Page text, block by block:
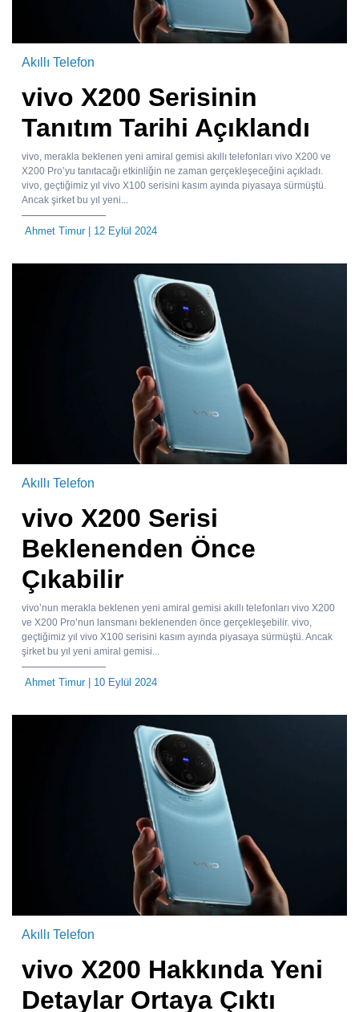
Akıllı Telefon
vivo X200 Serisinin
Tanıtım Tarihi Açıklandı
vivo, merakla beklenen yeni amiral gemisi akıllı telefonları vivo X200 ve
X200 Pro’yu tanıtacağı etkinliğin ne zaman gerçekleşeceğini açıkladı.
vivo, geçtiğimiz yıl vivo X100 serisini kasım ayında piyasaya sürmüştü.
Ancak şirket bu yıl yeni...
Ahmet Timur| 12 Eylül 2024
Akıllı Telefon
vivo X200 Serisi
Beklenenden Önce
Çıkabilir
vivo’nun merakla beklenen yeni amiral gemisi akıllı telefonları vivo X200
ve X200 Pro’nun lansmanı beklenenden önce gerçekleşebilir. vivo,
geçtiğimiz yıl vivo X100 serisini kasım ayında piyasaya sürmüştü. Ancak
şirket bu yıl yeni amiral gemisi...
Ahmet Timur| 10 Eylül 2024
Akıllı Telefon
vivo X200 Hakkında Yeni
Detaylar Ortaya Çıktı